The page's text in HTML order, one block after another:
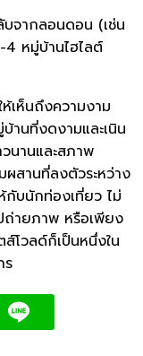
บจากลอนดอน (เช่น
หมู่บ้านไฮไลต์
เห็นถึงความงาม
านที่งดงามและเนิน
นานและสภาพ
สานที่ลงตัวระหว่าง
บนักท่องเที่ยว ไม่
ถ่ายภาพ หรือเพียง
โวลด์ก็เป็นหนึ่งใน
ร